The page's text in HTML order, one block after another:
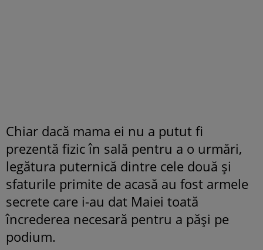
Chiar dacă mama ei nu a putut fi
prezentă fizic în sală pentru a o urmări,
legătura puternică dintre cele două și
sfaturile primite de acasă au fost armele
secrete care i-au dat Maiei toată
încrederea necesară pentru a păși pe
podium.